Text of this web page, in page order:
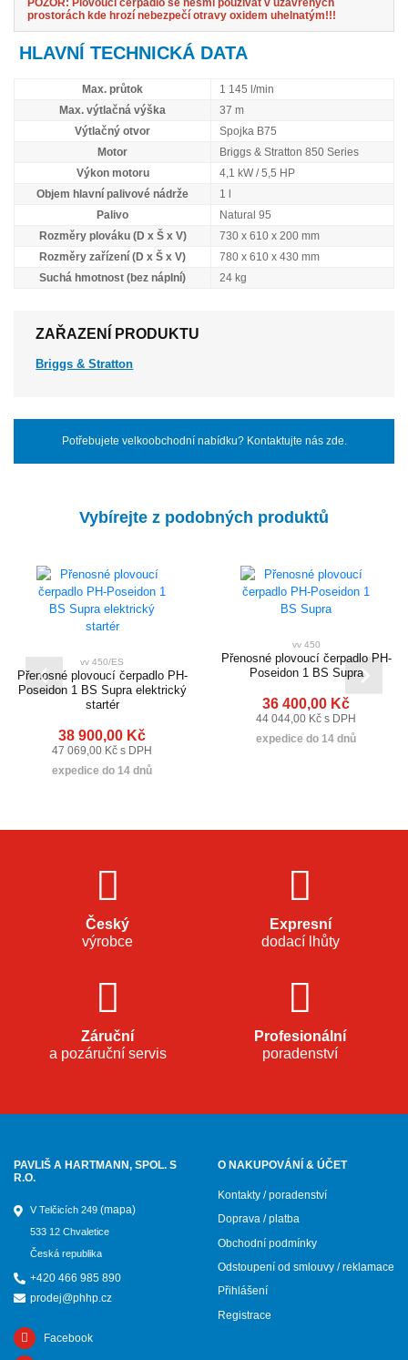
POZOR: Plovoucí čerpadlo se nesmí používat v uzavřených
prostorách kde hrozí nebezpečí otravy oxidem uhelnatým!!!
HLAVNÍ TECHNICKÁ DATA
Max. průtok
1 145 l/min
Max. výtlačná výška
37 m
Výtlačný otvor
Spojka B75
Motor
Briggs & Stratton 850 Series
Výkon motoru
4,1 kW / 5,5 HP
Objem hlavní palivové nádrže
1 l
Palivo
Natural 95
Rozměry plováku (D x Š x V)
730 x 610 x 200 mm
Rozměry zařízení (D x Š x V)
780 x 610 x 430 mm
Suchá hmotnost (bez náplní)
24 kg
ZAŘAZENÍ PRODUKTU
Briggs & Stratton
Potřebujete velkoobchodní nabídku? Kontaktujte nás zde.
Vybírejte z podobných produktů
vv 450/ES
Přenosné plovoucí čerpadlo PH-
Poseidon 1 BS Supra elektrický
startér
38 900,00 Kč
47 069,00 Kč s DPH
expedice do 14 dnů
vv 450
Přenosné plovoucí čerpadlo PH-
Poseidon 1 BS Supra
36 400,00 Kč
44 044,00 Kč s DPH
expedice do 14 dnů
Český
výrobce
Expresní
dodací lhůty
Záruční
a pozáruční servis
Profesionální
poradenství
PAVLIŠ A HARTMANN, SPOL. S
R.O.
V Telčicích 249 (mapa)
533 12 Chvaletice
Česká republika
+420 466 985 890
prodej@phhp.cz
Facebook
O NAKUPOVÁNÍ & ÚČET
Kontakty / poradenství
Doprava / platba
Obchodní podmínky
Odstoupení od smlouvy / reklamace
Přihlášení
Registrace